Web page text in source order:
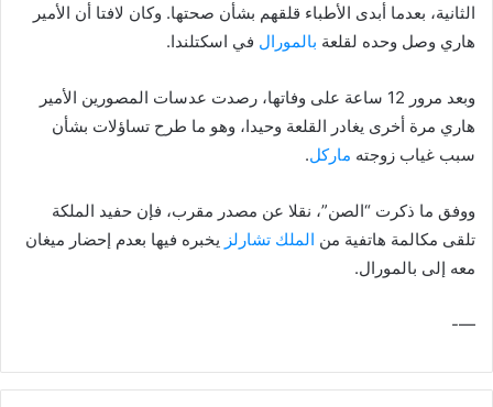
الثانية، بعدما أبدى الأطباء قلقهم بشأن صحتها. وكان لافتا أن الأمير
هاري وصل وحده لقلعة بالمورال في اسكتلندا.
وبعد مرور 12 ساعة على وفاتها، رصدت عدسات المصورين الأمير
هاري مرة أخرى يغادر القلعة وحيدا، وهو ما طرح تساؤلات بشأن
سبب غياب زوجته ماركل.
ووفق ما ذكرت “الصن”، نقلا عن مصدر مقرب، فإن حفيد الملكة
تلقى مكالمة هاتفية من الملك تشارلز يخبره فيها بعدم إحضار ميغان
معه إلى بالمورال.
—-